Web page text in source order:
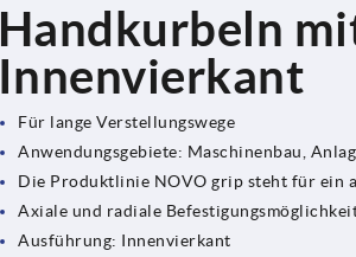
Handkurbeln
Innenvierkant
Für lange Verstellungswege
Anwendungsgebiete: Maschinenbau,
Die Produktlinie NOVO grip steht für ein
Axiale und radiale
Ausführung: Innenvierkant